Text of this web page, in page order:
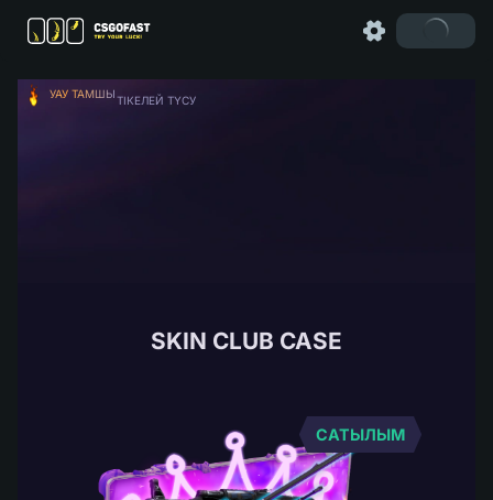
УАУ ТАМШЫ
ТІКЕЛЕЙ ТҮСУ
SKIN CLUB CASE
САТЫЛЫМ